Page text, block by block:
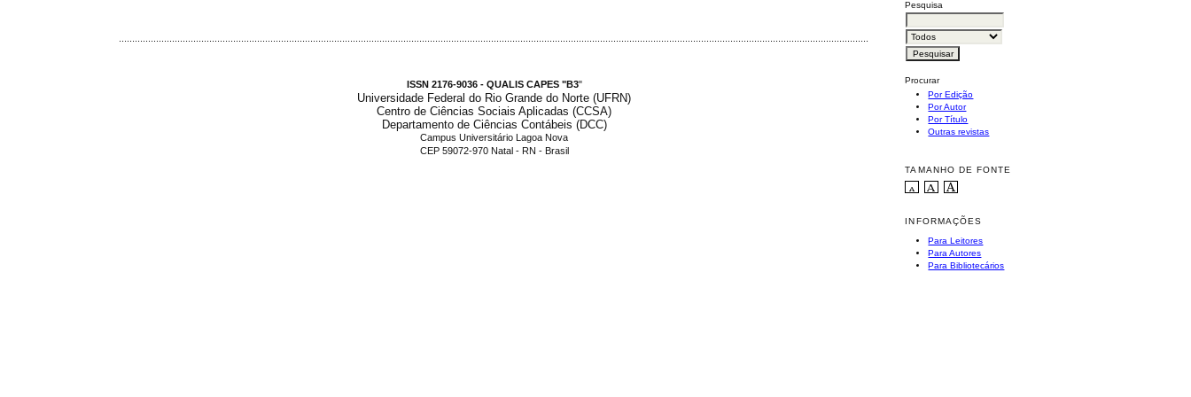
Pesquisa
Procurar
Por Edição
Por Autor
Por Título
Outras revistas
TAMANHO DE FONTE
INFORMAÇÕES
Para Leitores
Para Autores
Para Bibliotecários
ISSN 2176-9036 - QUALIS CAPES "B3"
Universidade Federal do Rio Grande do Norte (UFRN)
Centro de Ciências Sociais Aplicadas (CCSA)
Departamento de Ciências Contábeis (DCC)
Campus Universitário Lagoa Nova
CEP 59072-970 Natal - RN - Brasil